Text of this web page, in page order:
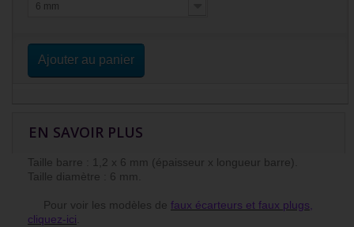
6 mm
Ajouter au panier
EN SAVOIR PLUS
Taille barre : 1,2 x 6 mm (épaisseur x longueur barre).
Taille diamètre : 6 mm.
Pour voir les modèles de faux écarteurs et faux plugs,
cliquez-ici